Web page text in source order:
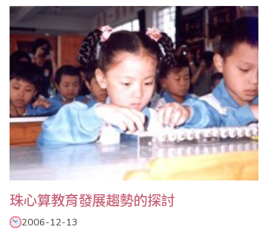
許多不得珠心算教育事業發展的原素及強大的競爭和挑戰，今后珠
心算教育如何穩健發展值得我們深入研究。對此筆者有幾點拙見，
與同仁們共同探討。 首先，要樹立..
珠心算教育發展趨勢的探討
2006-12-13